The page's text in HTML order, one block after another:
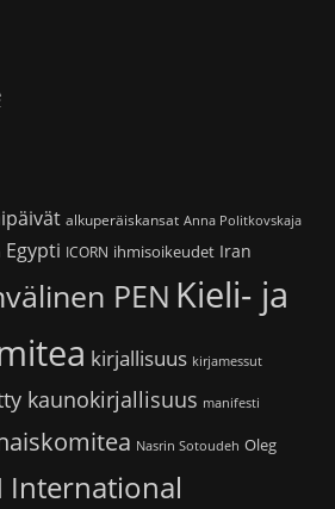
alkuperäiskansat Anna Politkovskaja
Egypti ICORN ihmisoikeudet Iran
PEN Kieli- ja
kirjallisuus kirjamessut
kaunokirjallisuus manifesti
Nasrin Sotoudeh Oleg
International